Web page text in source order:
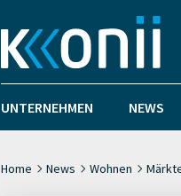
UNTERNEHMEN NEWS
Home News Wohnen